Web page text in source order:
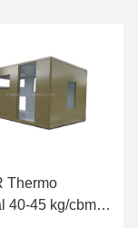
Thermo
40-45 kg/cbm